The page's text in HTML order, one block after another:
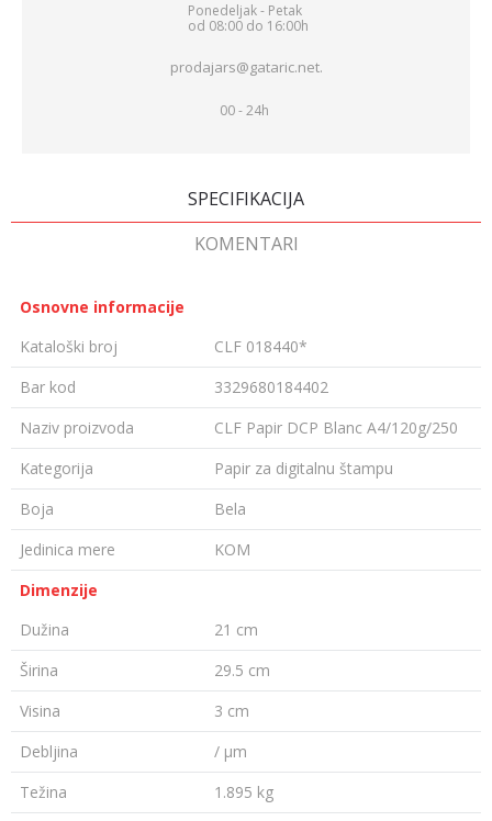
Ponedeljak - Petak
od 08:00 do 16:00h
prodajars@gataric.net.
00 - 24h
SPECIFIKACIJA
KOMENTARI
Osnovne informacije
Kataloški broj
CLF 018440*
Bar kod
3329680184402
Naziv proizvoda
CLF Papir DCP Blanc A4/120g/250
Kategorija
Papir za digitalnu štampu
Boja
Bela
Jedinica mere
KOM
Dimenzije
Dužina
21 cm
Širina
29.5 cm
Visina
3 cm
Debljina
/ µm
Težina
1.895 kg